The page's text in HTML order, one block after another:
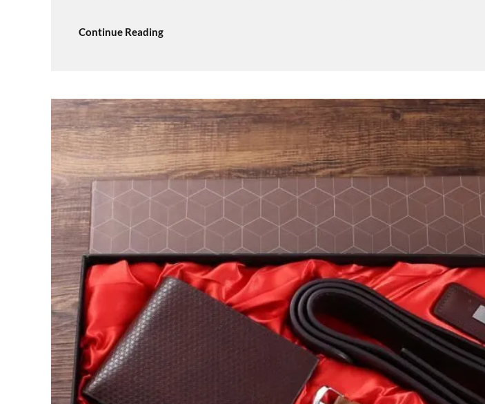
Continue Reading